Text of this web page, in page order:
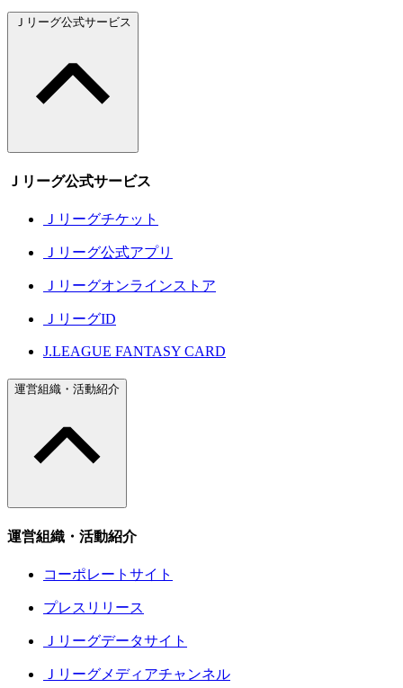
Ｊリーグ公式サービス
Ｊリーグ公式サービス
Ｊリーグチケット
Ｊリーグ公式アプリ
Ｊリーグオンラインストア
ＪリーグID
J.LEAGUE FANTASY CARD
運営組織・活動紹介
運営組織・活動紹介
コーポレートサイト
プレスリリース
Ｊリーグデータサイト
Ｊリーグメディアチャンネル